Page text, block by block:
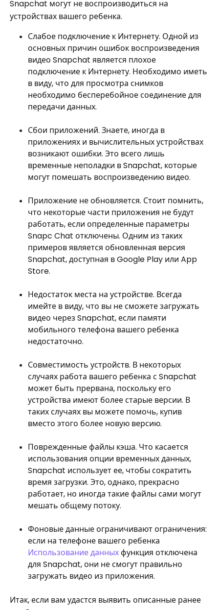
Snapchat могут не воспроизводиться на
устройствах вашего ребенка.
Слабое подключение к Интернету. Одной из
основных причин ошибок воспроизведения
видео Snapchat является плохое
подключение к Интернету. Необходимо иметь
в виду, что для просмотра снимков
необходимо бесперебойное соединение для
передачи данных.
Сбои приложений. Знаете, иногда в
приложениях и вычислительных устройствах
возникают ошибки. Это всего лишь
временные неполадки в Snapchat, которые
могут помешать воспроизведению видео.
Приложение не обновляется. Стоит помнить,
что некоторые части приложения не будут
работать, если определенные параметры
Snapc Chat отключены. Одним из таких
примеров является обновленная версия
Snapchat, доступная в Google Play или App
Store.
Недостаток места на устройстве. Всегда
имейте в виду, что вы не сможете загружать
видео через Snapchat, если памяти
мобильного телефона вашего ребенка
недостаточно.
Совместимость устройств. В некоторых
случаях работа вашего ребенка с Snapchat
может быть прервана, поскольку его
устройства имеют более старые версии. В
таких случаях вы можете помочь, купив
вместо этого более новую версию.
Поврежденные файлы кэша. Что касается
использования опции временных данных,
Snapchat использует ее, чтобы сократить
время загрузки. Это, однако, прекрасно
работает, но иногда такие файлы сами могут
мешать общему потоку.
Фоновые данные ограничивают ограничения:
если на телефоне вашего ребенка
Использование данныхфункция отключена
для Snapchat, они не смогут правильно
загружать видео из приложения.
Итак, если вам удастся выявить описанные ранее